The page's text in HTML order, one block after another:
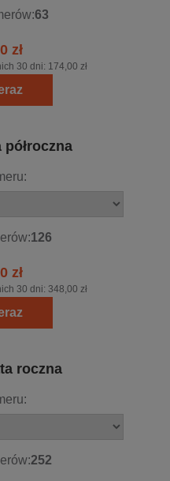
63
zł
30 dni: 174,00 zł
półroczna
126
zł
30 dni: 348,00 zł
roczna
252